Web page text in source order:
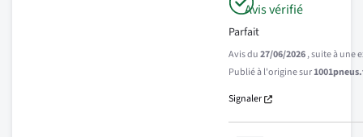
Avis vérifié
Parfait
Avis du27/06/2026, suite à une
Publié à l'origine sur
Signaler